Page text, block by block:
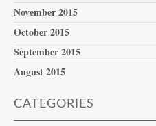
November 2015
October 2015
September 2015
August 2015
CATEGORIES